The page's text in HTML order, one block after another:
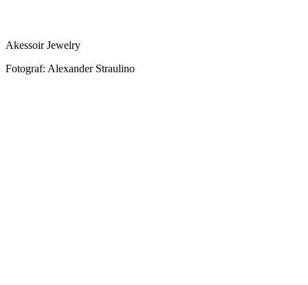
Akessoir Jewelry
Fotograf: Alexander Straulino